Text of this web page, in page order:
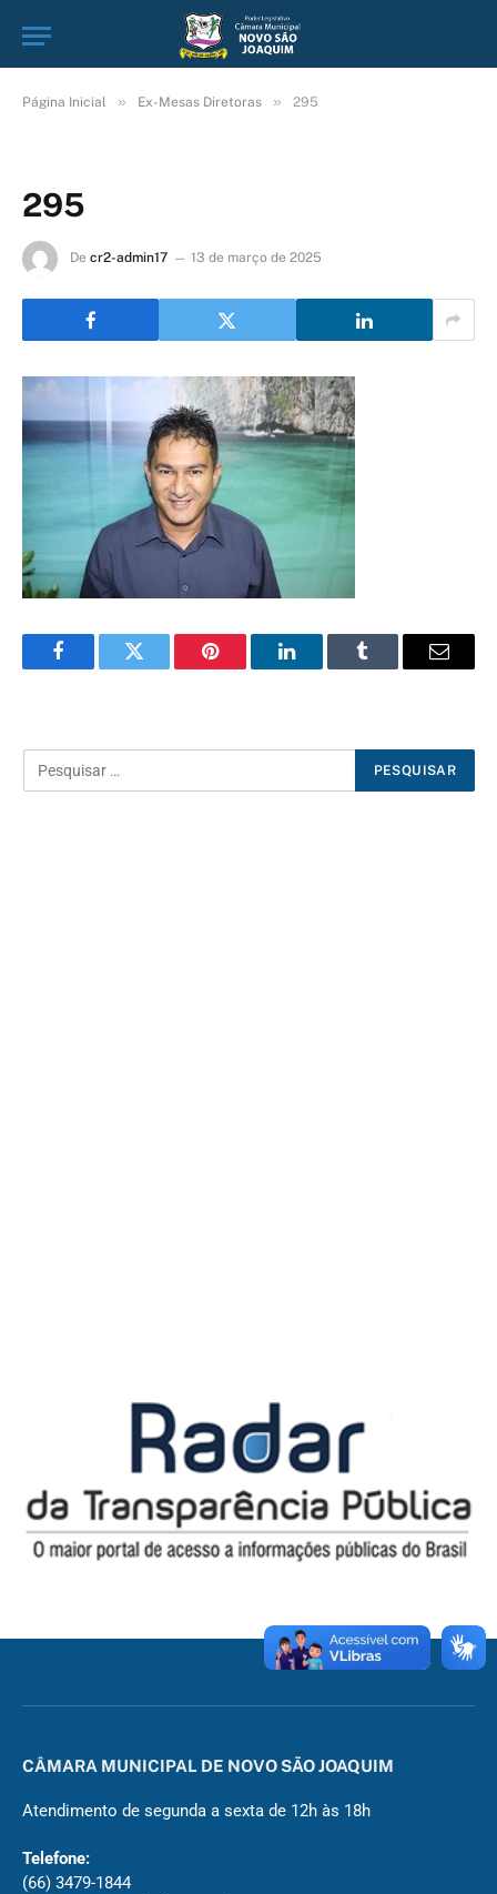
Página Inicial » Ex-Mesas Diretoras » 295
295
De cr2-admin17 13 de março de 2025
FacebookTwitter Pinterest LinkedInTumblr
E-
CÂMARA MUNICIPAL DE NOVO SÃO JOAQUIM
Atendimento de segunda a sexta de 12h às 18h
Telefone:
(66) 3479-1844